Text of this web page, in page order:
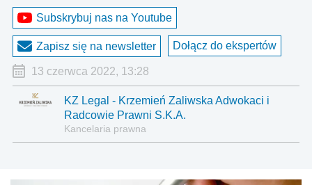
Subskrybuj nas na Youtube
Zapisz się na newsletter Dołącz do ekspertów
13 czerwca 2022, 13:28
KZ Legal - Krzemień Zaliwska Adwokaci i
Radcowie Prawni S.K.A.
Kancelaria prawna